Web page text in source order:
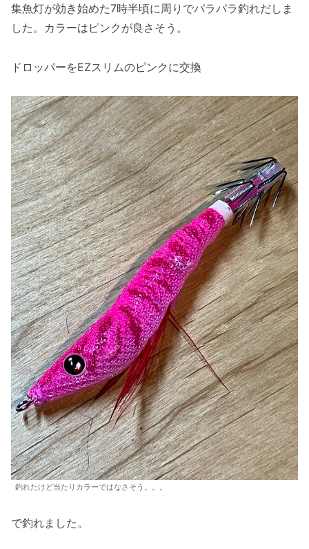
集魚灯が効き始めた7時半頃に周りでパラパラ釣れだしま
した。カラーはピンクが良さそう。
ドロッパーをEZスリムのピンクに交換
釣れたけど当たりカラーではなさそう。。。
で釣れました。